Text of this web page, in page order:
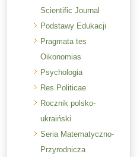
Scientific Journal
Podstawy Edukacji
Pragmata tes
Oikonomias
Psychologia
Res Politicae
Rocznik polsko-
ukraiński
Seria Matematyczno-
Przyrodnicza